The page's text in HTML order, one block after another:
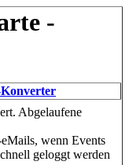
-
Abgelaufene
wenn Events
geloggt werden